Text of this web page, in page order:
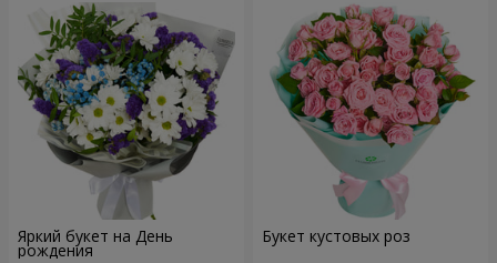
Яркий букет на День
рождения
Букет кустовых роз